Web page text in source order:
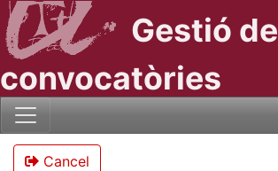
Gestió de
convocatòries
Cancel